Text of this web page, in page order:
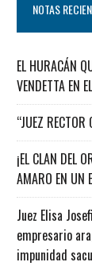
NOTAS
EL HURACÁN
VENDETTA EN
“JUEZ
¡EL CLAN DEL
AMARO EN UN
Juez Elisa
empresario
impunidad